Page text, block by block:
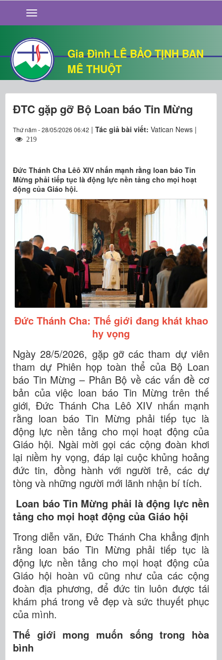
Gia Đình LÊ BẢO TỊNH BAN
MÊ THUỘT
GIỚI THIỆU
TIN TỨC
SỐNG ĐẠO
CHUYỆN NHÀ
QUÁN VĂN
THƯ GIÃN
ĐTC gặp gỡ Bộ Loan báo Tin Mừng
Thứ năm - 28/05/2026 06:42 | Tác giả bài viết: Vatican News |
219
Đức Thánh Cha Lêô XIV nhấn mạnh rằng loan báo Tin
Mừng phải tiếp tục là động lực nền tảng cho mọi hoạt
động của Giáo hội.
Đức Thánh Cha: Thế giới đang khát khao
hy vọng
Ngày 28/5/2026, gặp gỡ các tham dự viên
tham dự Phiên họp toàn thể của Bộ Loan
báo Tin Mừng – Phân Bộ về các vấn đề cơ
bản của việc loan báo Tin Mừng trên thế
giới, Đức Thánh Cha Lêô XIV nhấn mạnh
rằng loan báo Tin Mừng phải tiếp tục là
động lực nền tảng cho mọi hoạt động của
Giáo hội. Ngài mời gọi các cộng đoàn khơi
lại niềm hy vọng, đáp lại cuộc khủng hoảng
đức tin, đồng hành với người trẻ, các dự
tòng và những người mới lãnh nhận bí tích.
Loan báo Tin Mừng phải là động lực nền
tảng cho mọi hoạt động của Giáo hội
Trong diễn văn, Đức Thánh Cha khẳng định
rằng loan báo Tin Mừng phải tiếp tục là
động lực nền tảng cho mọi hoạt động của
Giáo hội hoàn vũ cũng như của các cộng
đoàn địa phương, để đức tin luôn được tái
khám phá trong vẻ đẹp và sức thuyết phục
của mình.
Thế giới mong muốn sống trong hòa
bình